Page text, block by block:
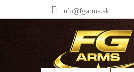
Przejść
info@fgarms.sk